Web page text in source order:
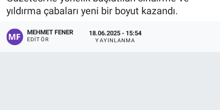
yıldırma çabaları yeni bir boyut kazandı.
MEHMET FENER
EDITÖR
18.06.2025 - 15:54
YAYINLANMA